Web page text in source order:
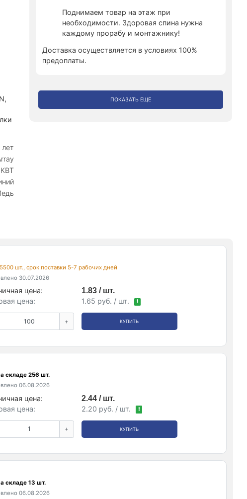
Поднимаем товар на этаж при
необходимости. Здоровая спина нужна
каждому прорабу и монтажнику!
Доставка осуществляется в условиях 100%
предоплаты.
ПОКАЗАТЬ ЕЩЕ
лет
КВТ
шт., срок поставки 5-7 рабочих дней
30.07.2026
цена:
1.83 / шт.
цена:
1.65 руб. / шт. !
+ КУПИТЬ
складе 256 шт.
06.08.2026
цена:
2.44 / шт.
цена:
2.20 руб. / шт. !
+ КУПИТЬ
складе 13 шт.
06.08.2026